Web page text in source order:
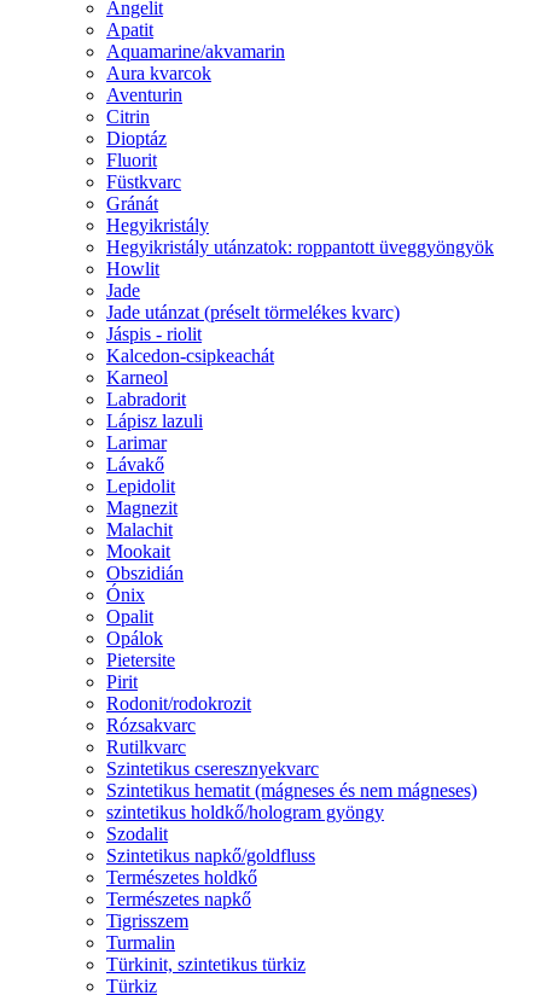
Angelit
Apatit
Aquamarine/akvamarin
Aura kvarcok
Aventurin
Citrin
Dioptáz
Fluorit
Füstkvarc
Gránát
Hegyikristály
Hegyikristály utánzatok: roppantott üveggyöngyök
Howlit
Jade
Jade utánzat (préselt törmelékes kvarc)
Jáspis - riolit
Kalcedon-csipkeachát
Karneol
Labradorit
Lápisz lazuli
Larimar
Lávakő
Lepidolit
Magnezit
Malachit
Mookait
Obszidián
Ónix
Opalit
Opálok
Pietersite
Pirit
Rodonit/rodokrozit
Rózsakvarc
Rutilkvarc
Szintetikus cseresznyekvarc
Szintetikus hematit (mágneses és nem mágneses)
szintetikus holdkő/hologram gyöngy
Szodalit
Szintetikus napkő/goldfluss
Természetes holdkő
Természetes napkő
Tigrisszem
Turmalin
Türkinit, szintetikus türkiz
Türkiz